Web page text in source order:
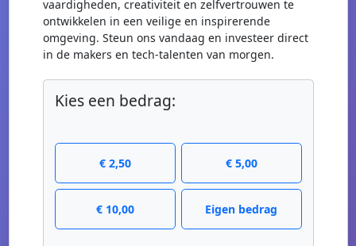
vaardigheden, creativiteit en zelfvertrouwen te
ontwikkelen in een veilige en inspirerende
omgeving. Steun ons vandaag en investeer direct
in de makers en tech-talenten van morgen.
Kies een bedrag:
€ 2,50 € 5,00
€ 10,00 Eigen bedrag